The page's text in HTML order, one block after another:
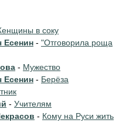
в соку
Есенин - "Отговорила роща
- Мужество
Есенин - Берёза
- Учителям
- Кому на Руси жить